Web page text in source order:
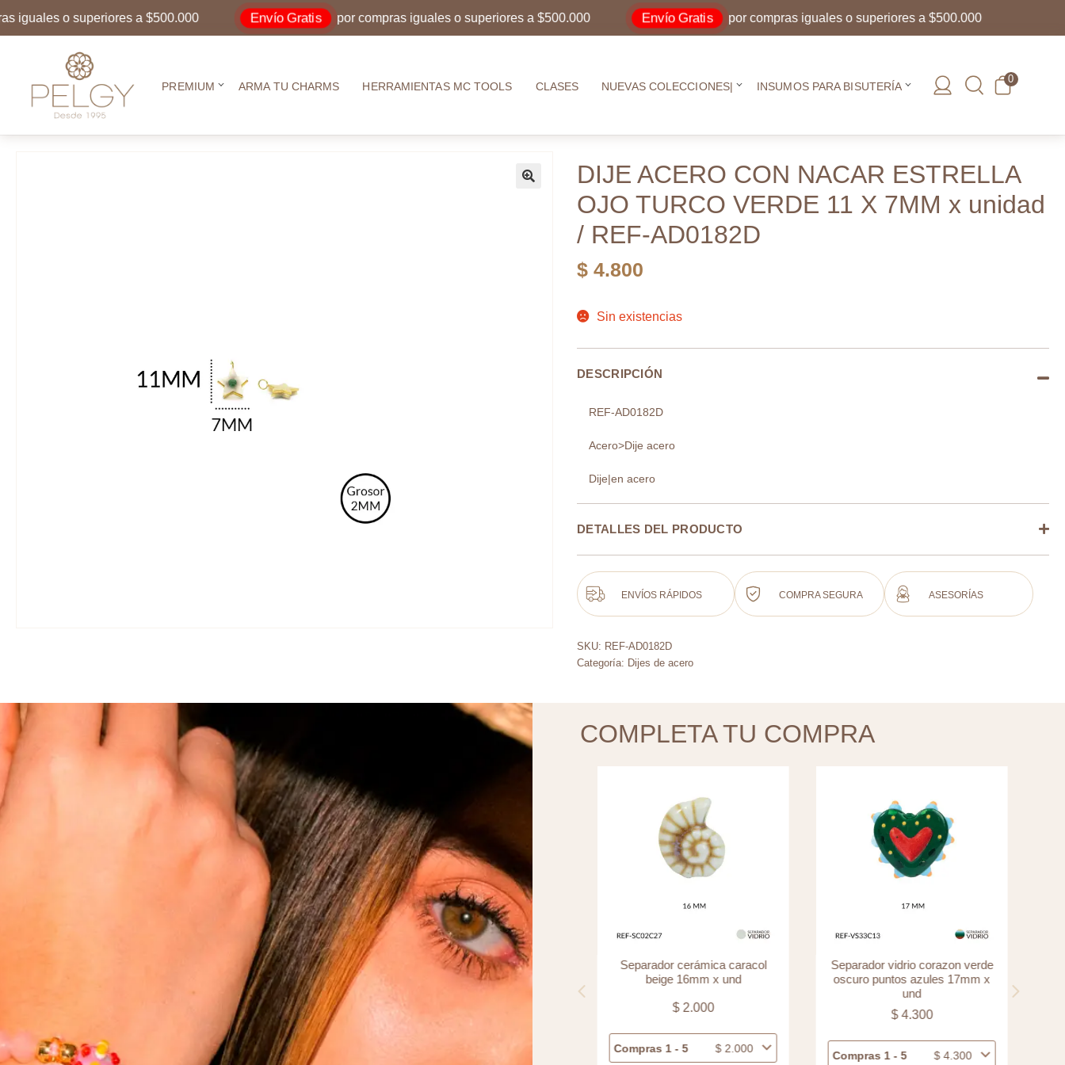
o superiores a $500.000 Envío Gratis por compras iguales o superiores a $500.000 Envío Gratis por compras iguales o superiores a $500.000
PREMIUM ARMA TU CHARMS HERRAMIENTAS MC TOOLS CLASES NUEVAS COLECCIONES| INSUMOS PARA BISUTERÍA
0
DIJE ACERO CON NACAR ESTRELLA
OJO TURCO VERDE 11 X 7MM x unidad
/ REF-AD0182D
$ 4.800
Sin existencias
DESCRIPCIÓN
REF-AD0182D
Acero>Dije acero
Dije|en acero
DETALLES DEL PRODUCTO
ENVÍOS RÁPIDOS COMPRA SEGURA ASESORÍAS
SKU: REF-AD0182D
Categoría: Dijes de acero
COMPLETA TU COMPRA
Separador vidrio ovalado azul h
16x12mm x und
4.300
Separador cerámica caracol
beige 16mm x und
$2.000
Compras 1 - 5 $2.000
Separador vidrio corazon verde
oscuro puntos azules 17mm x
und
$4.300
Compras 1 - 5 $4.300